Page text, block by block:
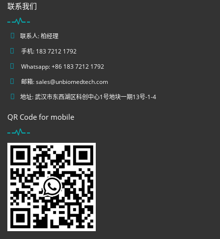
联系我们
联系人: 柏经理
手机: 183 7212 1792
Whatsapp: +86 183 7212 1792
邮箱:sales@unbiomedtech.com
地址: 武汉市东西湖区科创中心1号地块一期13号-1-4
QR Code for mobile